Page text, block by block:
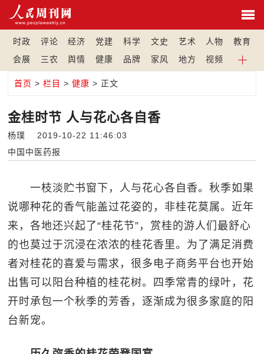
时政 评论 经济 党建 科学 文史 艺术 人物
教育
会展
三农 舆情 健康 品牌 家风 地方 视频
首页 >栏目 >健康 > 正文
金桂时节 人与花心各自香
杨璞 2019-10-22 11:46:03
中国中医药报
一枝淡贮书窗下，人与花心各自香。秋季如果
说哪种花的香气能盖过花姿的，非桂花莫属。近年
来，各地还兴起了“桂花节”，赏桂的游人们最舒心
的也莫过于沉浸在浓浓的桂花香里。为了满足消费
者对桂花的喜爱与需求，很多电子商务平台也开始
出售可以阳台种植的桂花树。四季常青的绿叶，花
开时承包一个秋季的芳香，逐渐成为很多家庭的阳
台新宠。